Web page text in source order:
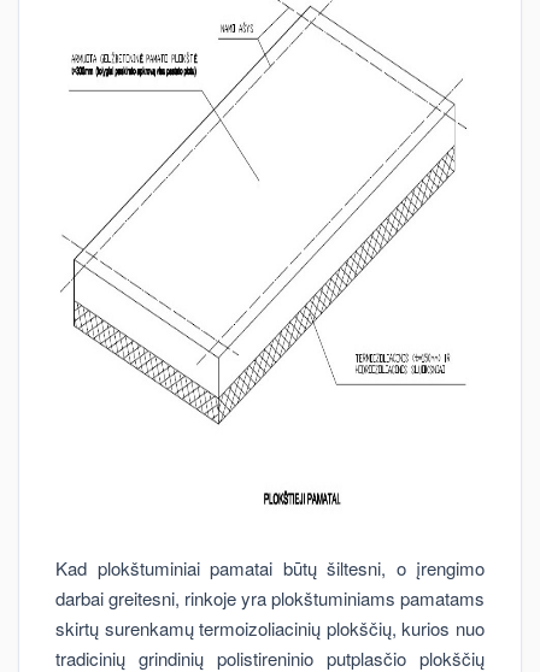
Kad plokštuminiai pamatai būtų šiltesni, o įrengimo
darbai greitesni, rinkoje yra plokštuminiams pamatams
skirtų surenkamų termoizoliacinių plokščių, kurios nuo
tradicinių grindinių polistireninio putplasčio plokščių